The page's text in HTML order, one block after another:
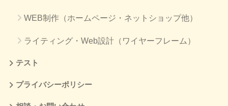
WEB制作（ホームページ・ネットショップ他）
ライティング・Web設計（ワイヤーフレーム）
テスト
プライバシーポリシー